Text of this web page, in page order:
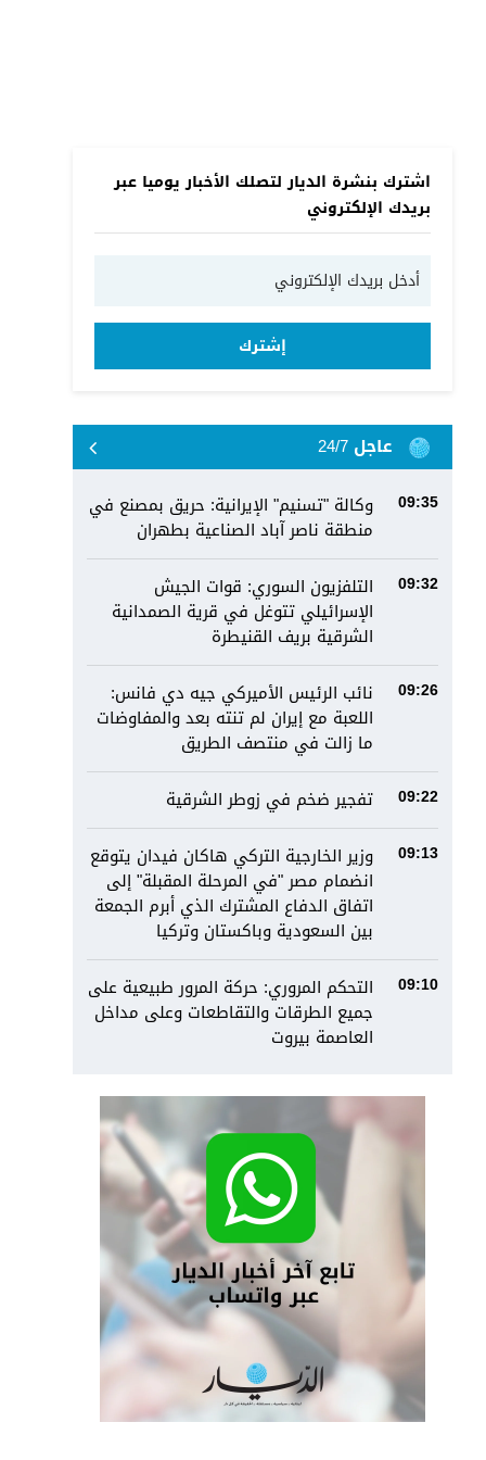
اشترك بنشرة الديار لتصلك الأخبار يوميا عبر
بريدك الإلكتروني
إشترك
عاجل 24/7
09:35
وكالة "تسنيم" الإيرانية: حريق بمصنع في
منطقة ناصر آباد الصناعية بطهران
09:32
التلفزيون السوري: قوات الجيش
الإسرائيلي تتوغل في قرية الصمدانية
الشرقية بريف القنيطرة
09:26
نائب الرئيس الأميركي جيه دي فانس:
اللعبة مع إيران لم تنته بعد والمفاوضات
ما زالت في منتصف الطريق
09:22 تفجير ضخم في زوطر الشرقية
09:13
وزير الخارجية التركي هاكان فيدان يتوقع
انضمام مصر "في المرحلة المقبلة" إلى
اتفاق الدفاع المشترك الذي أبرم الجمعة
بين السعودية وباكستان وتركيا
09:10
التحكم المروري: ‏⁧‫حركة المرور‬⁩ طبيعية على
جميع الطرقات والتقاطعات وعلى مداخل
العاصمة ⁧‫بيروت